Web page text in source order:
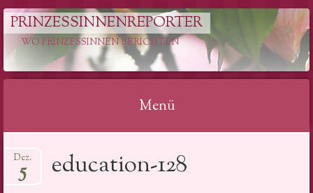
PRINZESSINNENREPORTER
WO PRINZESSINNEN BERICHTEN
Menü
zum
Inhalt
education-128
Dez.
5